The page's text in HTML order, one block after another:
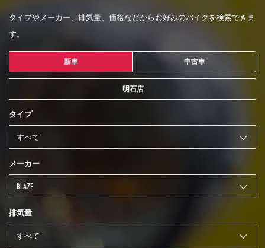
タイプやメーカー、排気量、価格などからお好みのバイクを検索できま
す。
新車 中古車
明石店
タイプ
メーカー
排気量